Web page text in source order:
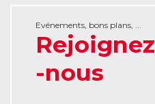
Evénements, bons plans, ...
Rejoignez
-nous